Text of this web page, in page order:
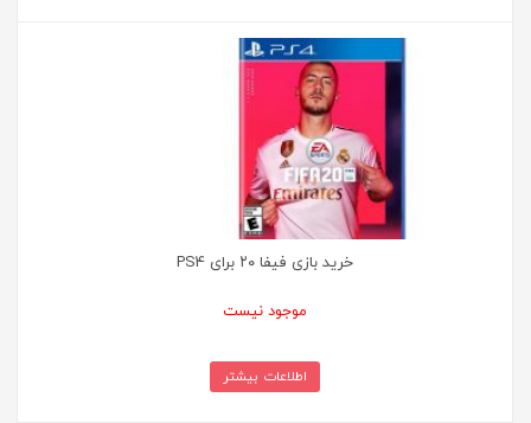
خرید بازی فیفا ۲۰ برای PS4
موجود نیست
اطلاعات بیشتر